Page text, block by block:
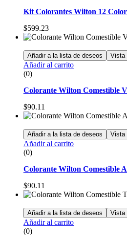
Kit Colorantes Wilton 12
$599.23
Añadir a la lista de deseos Vista
Añadir al carrito
(0)
Colorante Wilton Comestible
$90.11
Añadir a la lista de deseos Vista
Añadir al carrito
(0)
Colorante Wilton Comestible
$90.11
Añadir a la lista de deseos Vista
Añadir al carrito
(0)